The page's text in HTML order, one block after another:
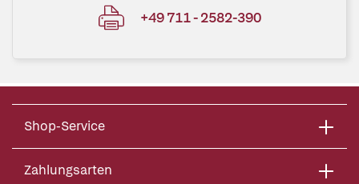
+49 711 - 2582-390
Shop-Service
Zahlungsarten